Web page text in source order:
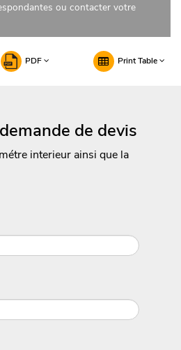
ou contacter votre
PDF Print Table
de devis
interieur ainsi que la